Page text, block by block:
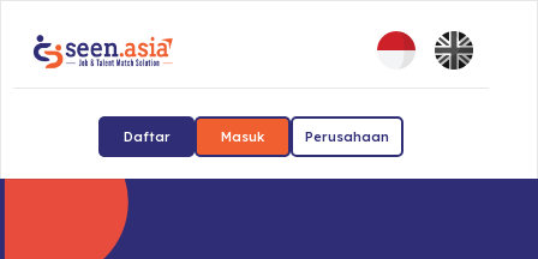
Daftar Masuk Perusahaan